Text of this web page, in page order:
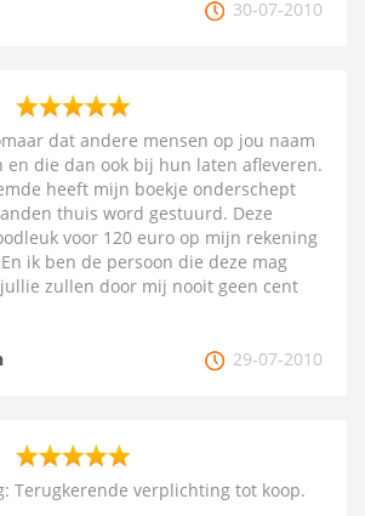
30-07-2010
dat andere mensen op jou naam
en die dan ook bij hun laten afleveren.
heeft mijn boekje onderschept
thuis word gestuurd. Deze
voor 120 euro op mijn rekening
ik ben de persoon die deze mag
jullie zullen door mij nooit geen cent
29-07-2010
Terugkerende verplichting tot koop.